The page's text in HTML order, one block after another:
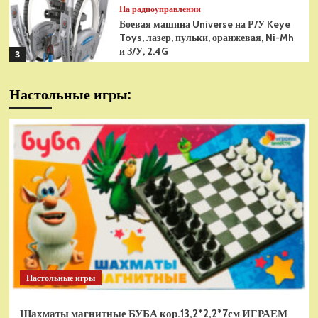
3
На радиоуправлении
Боевая машина Universe на Р/У Keye
Toys, лазер, пульки, оранжевая, Ni-Mh
и З/У, 2.4G
Радиоуправляемая модель
(HN1586)
На радиоуправлении
Р/У танк Taigen 1/16
Panzerkampfwagen III (Германия) HC
(для ИК танкового боя) V3 2.4G RTR,
TG3848-1HC-IR3.0
1
На радиоуправлении
Радиоуправляемый танк Torro
Sturmtiger Panzer 1к16
(TR1111700300)
Настольные игры:
Настольные игры
Шахматы магнитные БУБА кор.13,2*2,2*7см ИГРАЕМ